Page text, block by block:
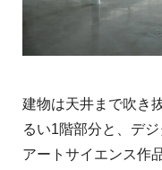
建物は天井まで吹き
るい1階部分と、デ
アートサイエンス作